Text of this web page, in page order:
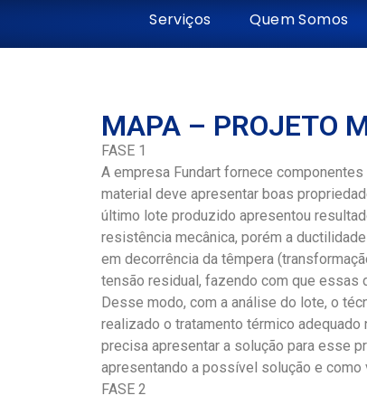
Serviços Quem Somos
MAPA – PROJETO
FASE 1
A empresa Fundart fornece
material deve apresentar boas
último lote produzido apresentou
resistência mecânica, porém a
em decorrência da têmpera
tensão residual, fazendo com que essas
Desse modo, com a análise do lote, o
realizado o tratamento térmico
precisa apresentar a solução para esse
apresentando a possível solução e como
FASE 2